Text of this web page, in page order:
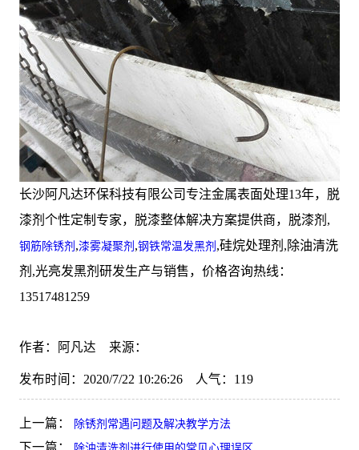
长沙阿凡达环保科技有限公司专注金属表面处理13年，脱
漆剂个性定制专家，脱漆整体解决方案提供商，脱漆剂,
钢筋除锈剂 ,漆雾凝聚剂 ,钢铁常温发黑剂 ,硅烷处理剂,除油清洗
剂,光亮发黑剂研发生产与销售，价格咨询热线：
13517481259
作者：阿凡达 来源：
发布时间：2020/7/22 10:26:26 人气： 119
上一篇： 除锈剂常遇问题及解决教学方法
下一篇：